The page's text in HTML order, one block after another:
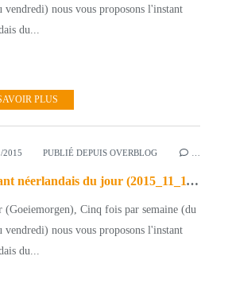
vendredi) nous vous proposons l'instant
du...
PLUS
2015 PUBLIÉ DEPUIS OVERBLOG
L'instant néerlandais du jour (2015_11_11): de Wapenstilstand
(Goeiemorgen), Cinq fois par semaine (du
vendredi) nous vous proposons l'instant
du...